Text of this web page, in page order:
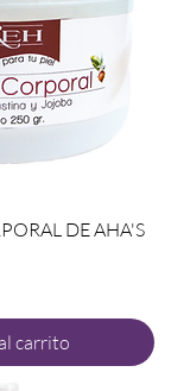
DE AHA'S
carrito